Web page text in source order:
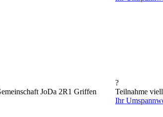
JoDa 2R1 Griffen
?
Teilnahme
Ihr